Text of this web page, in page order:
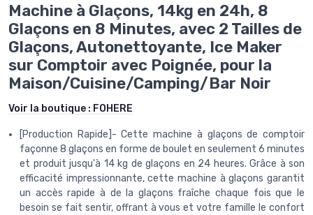
Machine à Glaçons, 14kg en 24h, 8
Glaçons en 8 Minutes, avec 2 Tailles de
Glaçons, Autonettoyante, Ice Maker
sur Comptoir avec Poignée, pour la
Maison/Cuisine/Camping/Bar Noir
Voir la boutique : FOHERE
[Production Rapide]- Cette machine à glaçons de comptoir
façonne 8 glaçons en forme de boulet en seulement 6 minutes
et produit jusqu'à 14 kg de glaçons en 24 heures. Grâce à son
efficacité impressionnante, cette machine à glaçons garantit
un accès rapide à de la glaçons fraîche chaque fois que le
besoin se fait sentir, offrant à vous et votre famille le confort